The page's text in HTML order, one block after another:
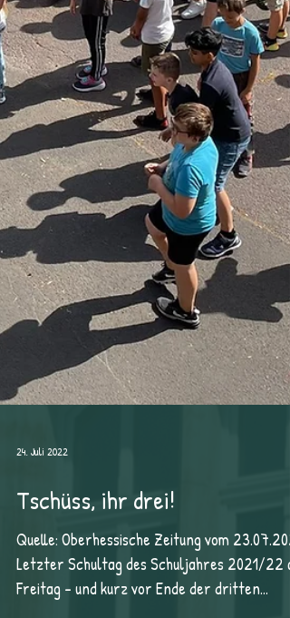
24. Juli 2022
Tschüss, ihr drei!
Quelle: Oberhessische Zeitung vom
Letzter Schultag des Schuljahres 2021/22